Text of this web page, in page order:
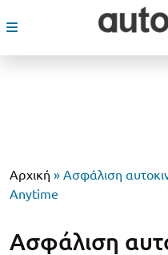
Αρχική » Ασφάλιση
Anytime
Ασφάλιση